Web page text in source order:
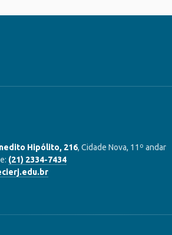
Hipólito, 216, Cidade Nova, 11º andar
(21) 2334-7434